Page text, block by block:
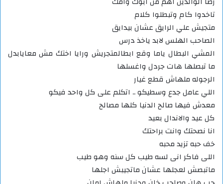
تاخدوا كام وتبطلوا كلام
متجيش علي الرايق عشان بيدايق
الصاحب الهلس لابد ياخذ درس
المشي البطال ياما وقع ابطالمتجريش ورايا اختك مش معايابدل
ما تبصلها هات جردل واغسلها
الرجوله ملهاش قطع غيار
اللي عامل جدع وسطيكو .. اتكلم على كل واحد فيكو
معدش فيها صالح الدنيا كلها مصالح
كل عيد والاندال بعيد
انا نصحتك وانت براحتك
خف حبه تزيد محبه
اللى فاكر انى لسه طيب كل سنه وهو طيب
ماتبصش لعجلها عشان ماتجيبش اجلها